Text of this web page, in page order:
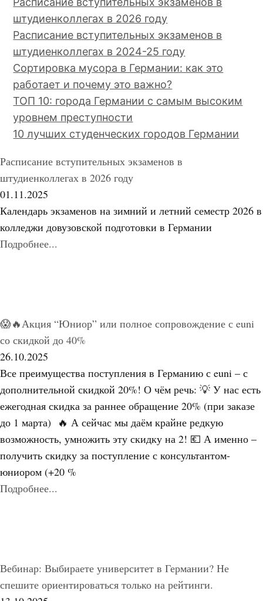
штудиенколлегах в 2026 году
Расписание вступительных экзаменов в
штудиенколлегах в 2024-25 году
Сортировка мусора в Германии: как это
работает и почему это важно?
ТОП 10: города Германии с самым высоким
уровнем преступности
10 лучших студенческих городов Германии
Расписание вступительных экзаменов в
штудиенколлегах в 2026 году
01.11.2025
Календарь экзаменов на зимний и летний семестр 2026 в
колледжи довузовской подготовки в Германии
Подробнее...
😱🔥Акция “Юниор” или полное сопровождение с euni
со скидкой до 40%
26.10.2025
Все преимущества поступления в Германию с euni – с
дополнительной скидкой 20%! О чём речь: 💡 У нас есть
ежегодная скидка за раннее обращение 20% (при заказе
до 1 марта) 🔥 А сейчас мы даём крайне редкую
возможность, умножить эту скидку на 2! 💶 А именно –
получить скидку за поступление с консультантом-
юниором (+20 %
Подробнее...
Вебинар: Выбираете университет в Германии? Не
спешите ориентироваться только на рейтинги.